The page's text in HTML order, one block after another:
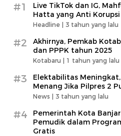
#1
Live TikTok dan IG,
Hatta yang Anti Korupsi
Headline | 3 tahun yang lalu
#2
Akhirnya, Pemkab
dan PPPK tahun 2025
Kotabaru | 1 tahun yang lalu
#3
Elektabilitas
Menang Jika Pilpres 2
News | 3 tahun yang lalu
#4
Pemerintah Kota
Pemudik dalam
Gratis